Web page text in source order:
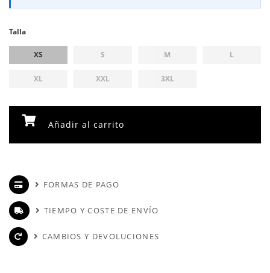
Talla
XS S M L
XL XXL 3XL
Añadir al carrito
FORMAS DE PAGO
TIEMPO Y COSTE DE ENVÍO
CAMBIOS Y DEVOLUCIONES